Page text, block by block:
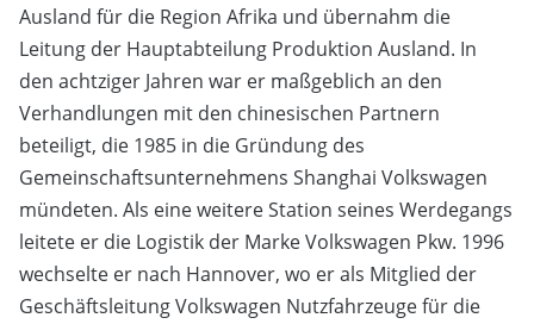
Ausland für die Region Afrika und übernahm die
Leitung der Hauptabteilung Produktion Ausland. In
den achtziger Jahren war er maßgeblich an den
Verhandlungen mit den chinesischen Partnern
beteiligt, die 1985 in die Gründung des
Gemeinschaftsunternehmens Shanghai Volkswagen
mündeten. Als eine weitere Station seines Werdegangs
leitete er die Logistik der Marke Volkswagen Pkw. 1996
wechselte er nach Hannover, wo er als Mitglied der
Geschäftsleitung Volkswagen Nutzfahrzeuge für die